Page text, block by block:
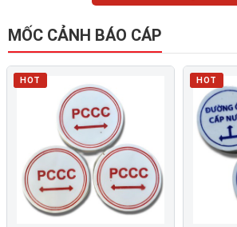
MỐC CẢNH BÁO CÁP
HOT HOT